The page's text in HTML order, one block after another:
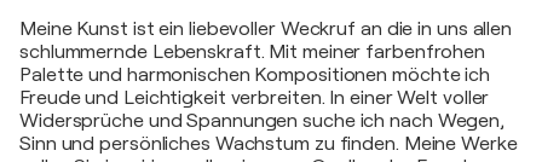
Meine Kunst ist ein liebevoller Weckruf an die in uns allen
schlummernde Lebenskraft. Mit meiner farbenfrohen
Palette und harmonischen Kompositionen möchte ich
Freude und Leichtigkeit verbreiten. In einer Welt voller
Widersprüche und Spannungen suche ich nach Wegen,
Sinn und persönliches Wachstum zu finden. Meine Werke